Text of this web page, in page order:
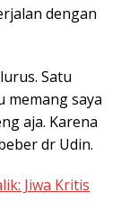
dengan
Satu
memang saya
aja. Karena
dr Udin.
Jiwa Kritis